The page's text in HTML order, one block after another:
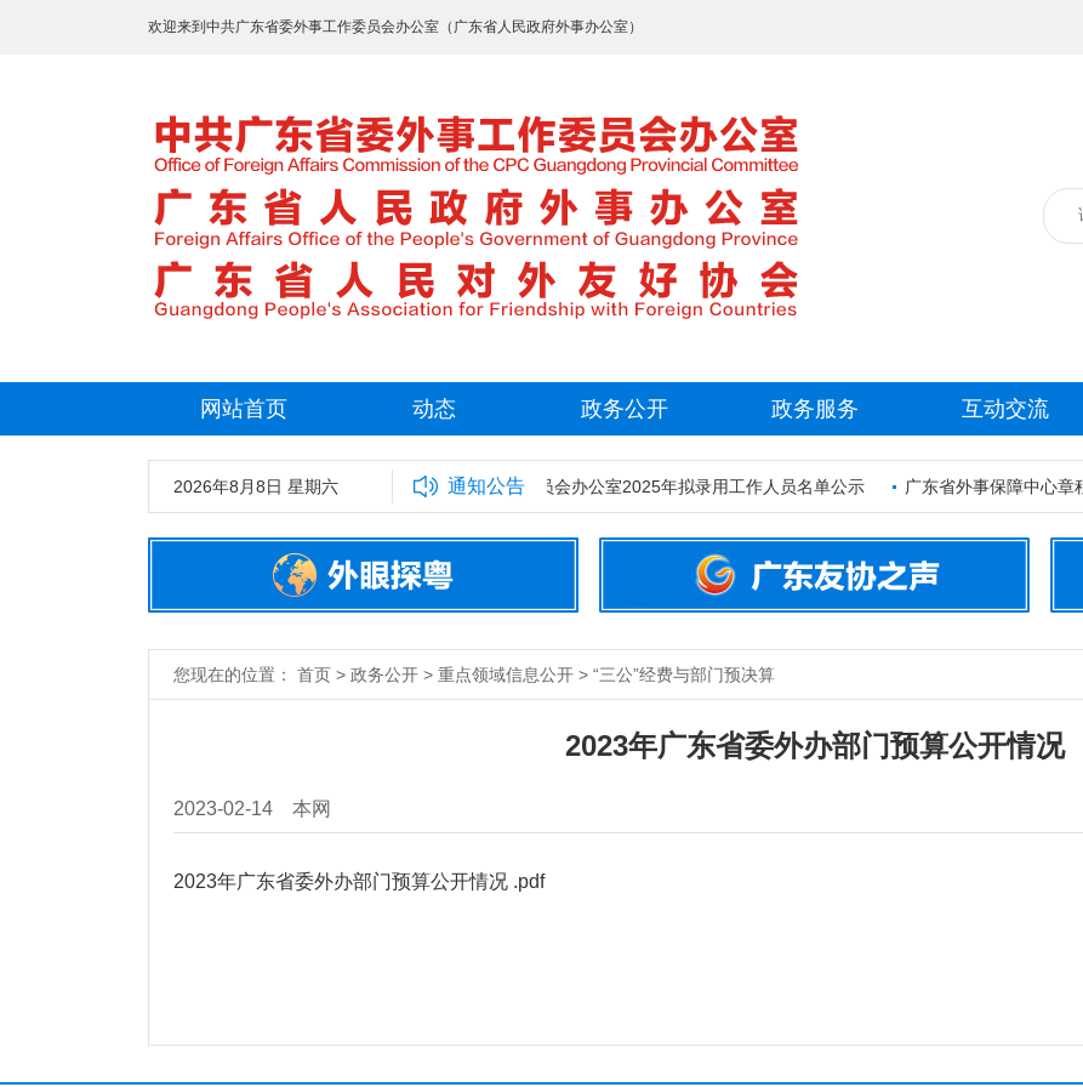
欢迎来到中共广东省委外事工作委员会办公室（广东省人民政府外事办公室）
网站首页 动态 政务公开 政务服务 互动交流
2026年8月8日 星期六 通知公告
中共广东省委外事工作委员会办公室2025年拟录用工作人员名单公示 广东省外事保障中心章程
您现在的位置： 首页 > 政务公开 > 重点领域信息公开 > “三公”经费与部门预决算
2023年广东省委外办部门预算公开情况
2023-02-14 本网
2023年广东省委外办部门预算公开情况 .pdf